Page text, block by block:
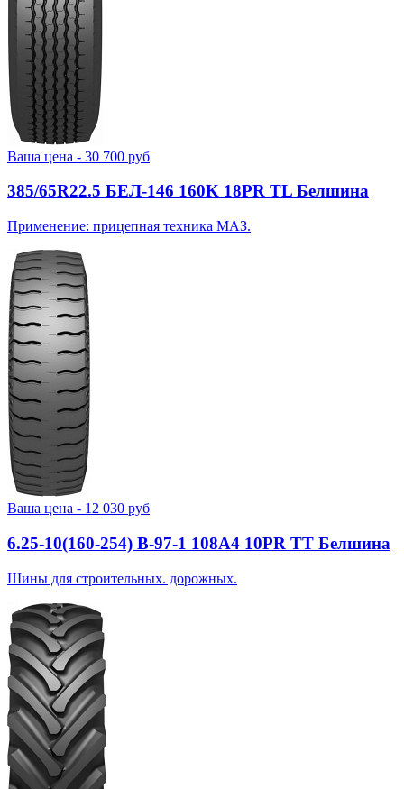
Ваша цена - 30 700 руб
385/65R22.5 БЕЛ-146 160K 18PR TL Белшина
Применение: прицепная техника МАЗ.
Ваша цена - 12 030 руб
6.25-10(160-254) В-97-1 108A4 10PR TT Белшина
Шины для строительных. дорожных.